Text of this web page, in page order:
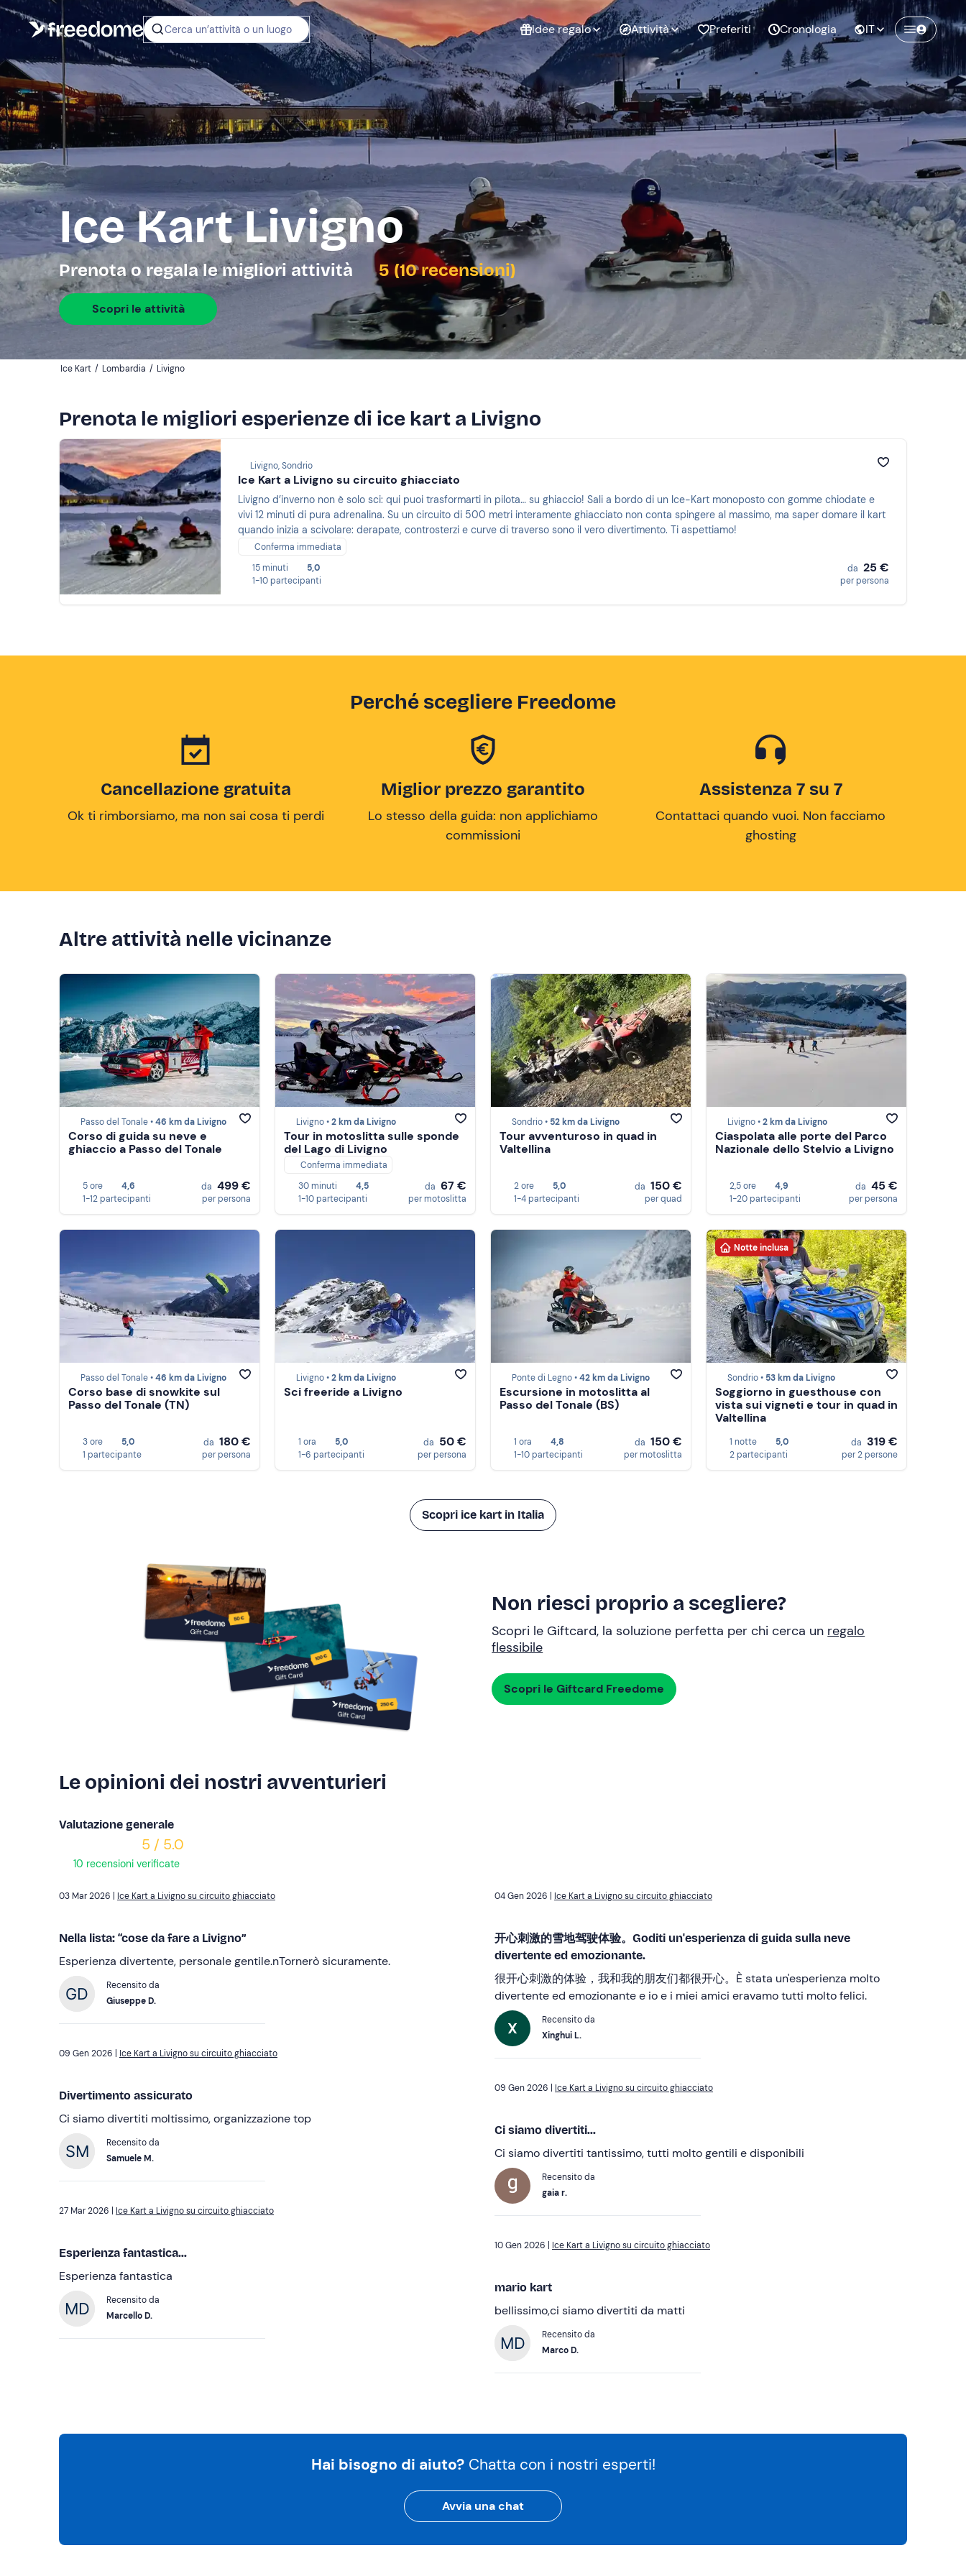
Cerca un’attività o un luogo Idee regalo
Non sai cosa
regalare?
Gift Card Freedome
lascia la libertà di
scegliere esperienze
outdoor in tutta Italia.
Regala una Gift Card
Esperienze da
regalare
Esperienze di
Compleanno
Laurea
Addio al
celibato
Addio al
nubilato
Attività Preferiti Cronologia IT
Ice Kart Livigno
Prenota o regala le migliori attività 5 (10 recensioni)
Scopri le attività
Ice Kart / Lombardia / Livigno
Prenota le migliori esperienze di ice kart a Livigno
Livigno, Sondrio
Ice Kart a Livigno su circuito ghiacciato
Livigno d’inverno non è solo sci: qui puoi trasformarti in pilota… su ghiaccio! Sali a bordo di un Ice-Kart monoposto con gomme chiodate e
vivi 12 minuti di pura adrenalina. Su un circuito di 500 metri interamente ghiacciato non conta spingere al massimo, ma saper domare il kart
quando inizia a scivolare: derapate, controsterzi e curve di traverso sono il vero divertimento. Ti aspettiamo!
Conferma immediata
15 minuti
5,0
1-10 partecipanti
da 25 €
per persona
Perché scegliere Freedome
Cancellazione gratuita
Ok ti rimborsiamo, ma non sai cosa ti perdi
Miglior prezzo garantito
Lo stesso della guida: non applichiamo
commissioni
Assistenza 7 su 7
Contattaci quando vuoi. Non facciamo
ghosting
Altre attività nelle vicinanze
Passo del Tonale •46 km da Livigno
Corso di guida su neve e
ghiaccio a Passo del Tonale
5 ore
4,6
1-12 partecipanti
da 499 €
per persona
Livigno •2 km da Livigno
Tour in motoslitta sulle sponde
del Lago di Livigno
Conferma immediata
30 minuti
4,5
1-10 partecipanti
da 67 €
per motoslitta
Sondrio • 52 km da Livigno
Tour avventuroso in quad in
Valtellina
2 ore
5,0
1-4 partecipanti
da 150 €
per quad
Livigno •2 km da Livigno
Ciaspolata alle porte del Parco
Nazionale dello Stelvio a Livigno
2,5 ore
4,9
1-20 partecipanti
da 45 €
per persona
Passo del Tonale •46 km da Livigno
Corso base di snowkite sul
Passo del Tonale (TN)
3 ore
5,0
1 partecipante
da 180 €
per persona
Livigno •2 km da Livigno
Sci freeride a Livigno
1 ora
5,0
1-6 partecipanti
da 50 €
per persona
Ponte di Legno •42 km da Livigno
Escursione in motoslitta al
Passo del Tonale (BS)
1 ora
4,8
1-10 partecipanti
da 150 €
per motoslitta
Notte inclusa
Sondrio • 53 km da Livigno
Soggiorno in guesthouse con
vista sui vigneti e tour in quad in
Valtellina
1 notte
5,0
2 partecipanti
da 319 €
per 2 persone
Scopri ice kart in Italia
Non riesci proprio a scegliere?
Scopri le Giftcard, la soluzione perfetta per chi cerca un regalo
flessibile
Scopri le Giftcard Freedome
Le opinioni dei nostri avventurieri
Valutazione generale
5 / 5.0
10 recensioni verificate
Ice Kart a Livigno su circuito ghiacciato
Nella lista: “cose da fare a Livigno”
Esperienza divertente, personale gentile.nTornerò sicuramente.
Recensito da
Giuseppe D.
Ice Kart a Livigno su circuito ghiacciato
Divertimento assicurato
Ci siamo divertiti moltissimo, organizzazione top
Recensito da
Samuele M.
Ice Kart a Livigno su circuito ghiacciato
Esperienza fantastica...
Esperienza fantastica
Recensito da
Marcello D.
Ice Kart a Livigno su circuito ghiacciato
开心刺激的雪地驾驶体验。Goditi un'esperienza di guida sulla neve
divertente ed emozionante.
很开心刺激的体验，我和我的朋友们都很开心。È stata un'esperienza molto
divertente ed emozionante e io e i miei amici eravamo tutti molto felici.
Recensito da
Xinghui L.
Ice Kart a Livigno su circuito ghiacciato
Ci siamo divertiti...
Ci siamo divertiti tantissimo, tutti molto gentili e disponibili
Recensito da
gaia r.
Ice Kart a Livigno su circuito ghiacciato
mario kart
bellissimo,ci siamo divertiti da matti
Recensito da
Marco D.
Hai bisogno di aiuto? Chatta con i nostri esperti!
Avvia una chat
Crea un account Freedome
Unisciti a una community di avventurieri
come te e colleziona ricordi indimenticabili!
Continua con l'email